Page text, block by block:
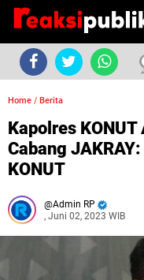
Home / Berita
Kapolres
Cabang
KONUT
Admin RP
, Juni 02, 2023 WIB